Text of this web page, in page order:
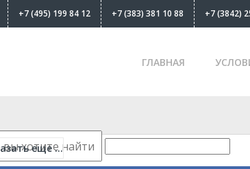
+7 (495) 199 84 12 +7 (383) 381 10 88 +7 (3842)
ГЛАВНАЯ
еще ...
-Фитинги (БРС)